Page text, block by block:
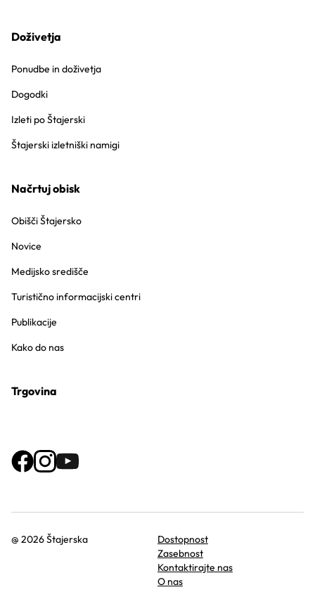
Doživetja
Ponudbe in doživetja
Dogodki
Izleti po Štajerski
Štajerski izletniški namigi
Načrtuj obisk
Obišči Štajersko
Novice
Medijsko središče
Turistično informacijski centri
Publikacije
Kako do nas
Trgovina
@ 2026 Štajerska
Dostopnost
Zasebnost
Kontaktirajte nas
O nas